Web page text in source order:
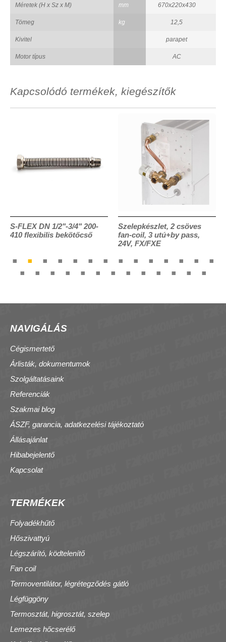
Méretek (H x Sz x M) mm 670x220x430
Tömeg kg 12,5
Kivitel parapet
Motor típus AC
Kapcsolódó termékek, kiegészítők
S-FLEX DN 1/2"-3/4" 200-
410 flexibilis bekötőcső
Szelepkészlet, 2 csöves
fan-coil, 3 utú+by pass,
24V, FX/FXE
NAVIGÁLÁS
Cégismertető
Árlisták, dokumentumok
Szolgáltatásaink
Referenciák
Szakmai blog
ÁSZF, garancia, adatkezelési tájékoztató
Állásajánlat
Hibabejelentő
Kapcsolat
TERMÉKEK
Folyadékhűtő
Hőszivattyú
Légszárító, ködtelenítő
Fan coil
Termoventilátor, légrétegződés gátló
Légfüggöny
Termosztát, higrosztát, szelep
Lemezes hőcserélő